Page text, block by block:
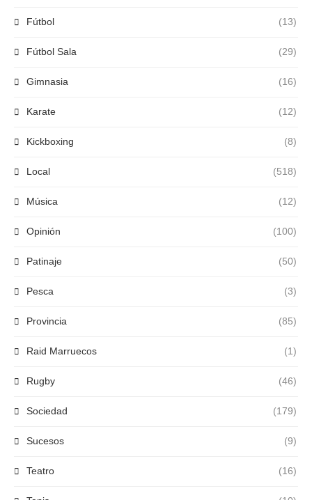
Fútbol (13)
Fútbol Sala (29)
Gimnasia (16)
Karate (12)
Kickboxing (8)
Local (518)
Música (12)
Opinión (100)
Patinaje (50)
Pesca (3)
Provincia (85)
Raid Marruecos (1)
Rugby (46)
Sociedad (179)
Sucesos (9)
Teatro (16)